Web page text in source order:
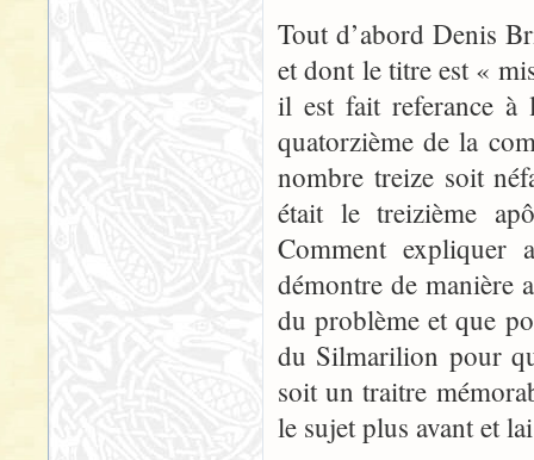
Tout d’abord Denis
et dont le titre est «
il est fait referance à
quatorzième de la
nombre treize soit
était le treizième
Comment expliquer
démontre de manière
du problème et que
du Silmarilion pour
soit un traitre
le sujet plus avant et